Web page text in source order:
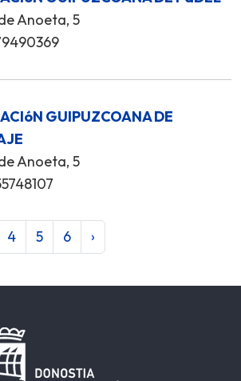
Anoeta, 5
GUIPUZCOANA DE
Anoeta, 5
4 5 6 ›